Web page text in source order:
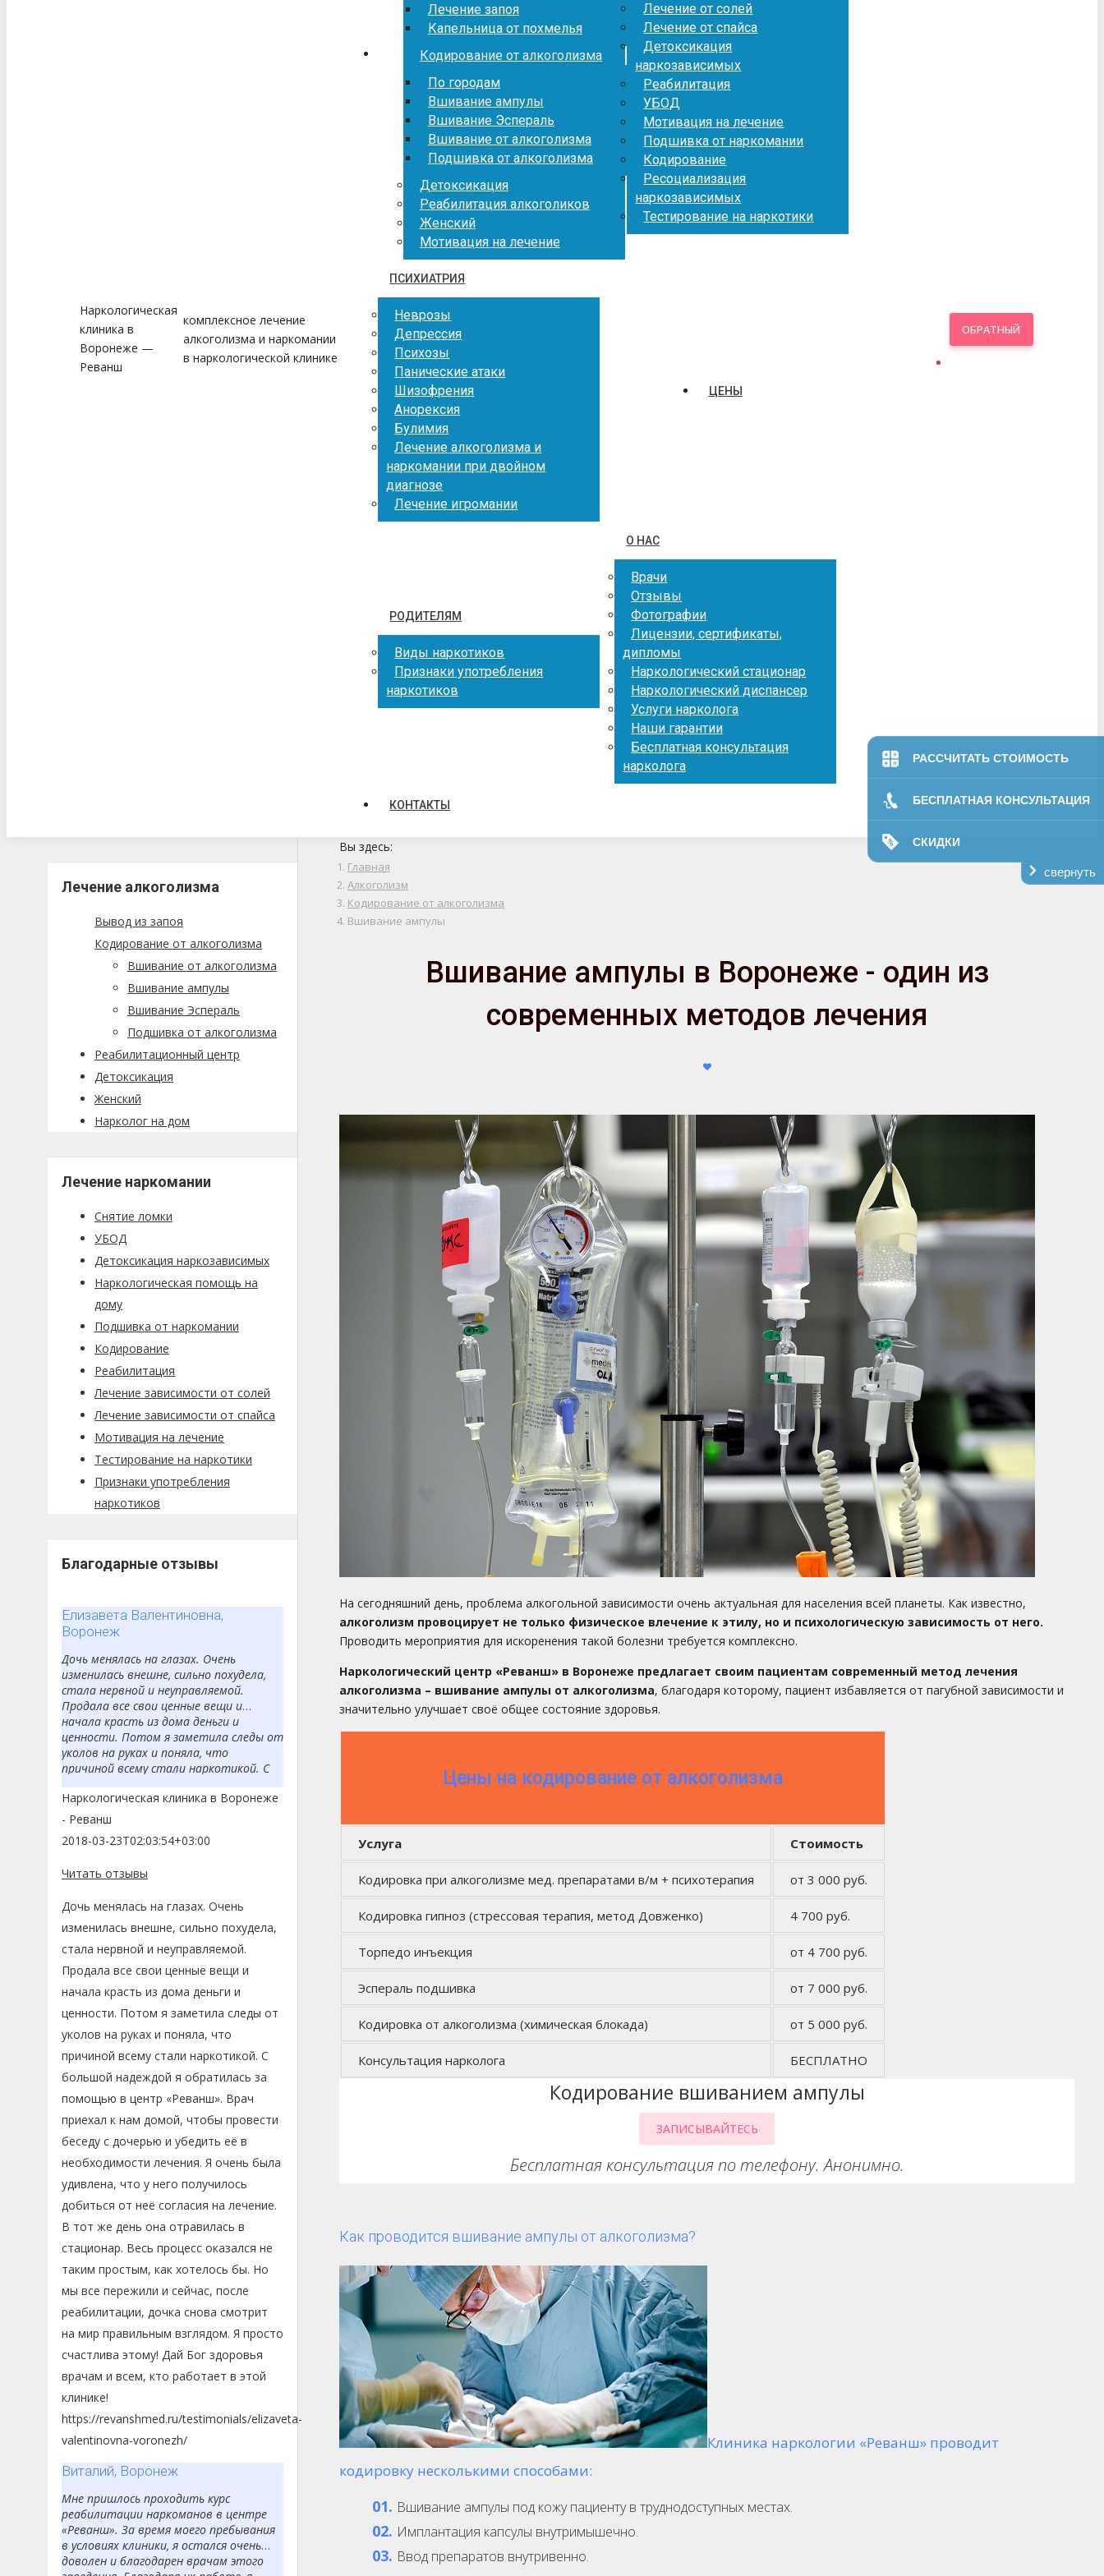
РАССЧИТАТЬ СТОИМОСТЬ
БЕСПЛАТНАЯ КОНСУЛЬТАЦИЯ
СКИДКИ
свернуть
Наркологическая
клиника в
Воронеже —
Реванш
комплексное лечение
алкоголизма и наркомании
в наркологической клинике
Лечение запоя
Капельница от похмелья
Кодирование от алкоголизма
По городам
Вшивание ампулы
Вшивание Эспераль
Вшивание от алкоголизма
Подшивка от алкоголизма
Детоксикация
Реабилитация алкоголиков
Женский
Мотивация на лечение
Лечение от солей
Лечение от спайса
Детоксикация
наркозависимых
Реабилитация
УБОД
Мотивация на лечение
Подшивка от наркомании
Кодирование
Ресоциализация
наркозависимых
Тестирование на наркотики
ПСИХИАТРИЯ
Неврозы
Депрессия
Психозы
Панические атаки
Шизофрения
Анорексия
Булимия
Лечение алкоголизма и
наркомании при двойном
диагнозе
Лечение игромании
ЦЕНЫ
РОДИТЕЛЯМ
Виды наркотиков
Признаки употребления
наркотиков
О НАС
Врачи
Отзывы
Фотографии
Лицензии, сертификаты,
дипломы
Наркологический стационар
Наркологический диспансер
Услуги нарколога
Наши гарантии
Бесплатная консультация
нарколога
КОНТАКТЫ
ОБРАТНЫЙ
Вы здесь:
Главная
Алкоголизм
Кодирование от алкоголизма
Вшивание ампулы
Вшивание ампулы в Воронеже - один из
современных методов лечения
На сегодняшний день, проблема алкогольной зависимости очень актуальная для населения всей планеты. Как известно,
алкоголизм провоцирует не только физическое влечение к этилу, но и психологическую зависимость от него.
Проводить мероприятия для искоренения такой болезни требуется комплексно.
Наркологический центр «Реванш» в Воронеже предлагает своим пациентам современный метод лечения
алкоголизма – вшивание ампулы от алкоголизма, благодаря которому, пациент избавляется от пагубной зависимости и
значительно улучшает своё общее состояние здоровья.
Цены на кодирование от алкоголизма
Услуга Стоимость
Кодировка при алкоголизме мед. препаратами в/м + психотерапия от 3 000 руб.
Кодировка гипноз (стрессовая терапия, метод Довженко) 4 700 руб.
Торпедо инъекция от 4 700 руб.
Эспераль подшивка от 7 000 руб.
Кодировка от алкоголизма (химическая блокада) от 5 000 руб.
Консультация нарколога БЕСПЛАТНО
Кодирование вшиванием ампулы
ЗАПИСЫВАЙТЕСЬ
Бесплатная консультация по телефону. Анонимно.
Как проводится вшивание ампулы от алкоголизма?
Клиника наркологии «Реванш» проводит
кодировку несколькими способами:
Вшивание ампулы под кожу пациенту в труднодоступных местах.
Имплантация капсулы внутримышечно.
Ввод препаратов внутривенно.
Лечение алкоголизма
Вывод из запоя
Кодирование от алкоголизма
Вшивание от алкоголизма
Вшивание ампулы
Вшивание Эспераль
Подшивка от алкоголизма
Реабилитационный центр
Детоксикация
Женский
Нарколог на дом
Лечение наркомании
Снятие ломки
УБОД
Детоксикация наркозависимых
Наркологическая помощь на
дому
Подшивка от наркомании
Кодирование
Реабилитация
Лечение зависимости от солей
Лечение зависимости от спайса
Мотивация на лечение
Тестирование на наркотики
Признаки употребления
наркотиков
Благодарные отзывы
Елизавета Валентиновна,
Воронеж
Дочь менялась на глазах. Очень
изменилась внешне, сильно похудела,
стала нервной и неуправляемой.
Продала все свои ценные вещи и
начала красть из дома деньги и
ценности. Потом я заметила следы от
уколов на руках и поняла, что
причиной всему стали наркотикой. С
большой надеждой я обратилась за
помощью в центр «Реванш». Врач
приехал к нам домой, чтобы провести
необходимости лечения. Я очень была
добиться от неё согласия на лечение. В
стационар. Весь процесс оказался не
таким простым, как хотелось бы. Но
реабилитации, дочка снова смотрит
на мир правильным взглядом. Я просто
счастлива этому! Дай Бог здоровья
врачам и всем, кто работает в этой
клинике!
Наркологическая клиника в Воронеже
- Реванш
2018-03-23T02:03:54+03:00
Читать отзывы
Дочь менялась на глазах. Очень
изменилась внешне, сильно похудела,
стала нервной и неуправляемой.
Продала все свои ценные вещи и
начала красть из дома деньги и
ценности. Потом я заметила следы от
уколов на руках и поняла, что
причиной всему стали наркотикой. С
большой надеждой я обратилась за
помощью в центр «Реванш». Врач
приехал к нам домой, чтобы провести
беседу с дочерью и убедить её в
необходимости лечения. Я очень была
удивлена, что у него получилось
добиться от неё согласия на лечение.
В тот же день она отравилась в
стационар. Весь процесс оказался не
таким простым, как хотелось бы. Но
мы все пережили и сейчас, после
реабилитации, дочка снова смотрит
на мир правильным взглядом. Я просто
счастлива этому! Дай Бог здоровья
врачам и всем, кто работает в этой
клинике!
https://revanshmed.ru/testimonials/elizaveta-
valentinovna-voronezh/
Виталий, Воронеж
Мне пришлось проходить курс
реабилитации наркоманов в центре
«Реванш». За время моего пребывания
в условиях клиники, я остался очень
доволен и благодарен врачам этого